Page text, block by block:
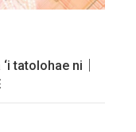
tatolohae ni｜